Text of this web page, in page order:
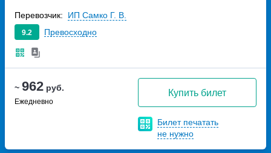
~ 962 руб.
Ежедневно
Купить билет
Билет печатать
не нужно
9.2 Превосходно
Перевозчик: ИП Самко Г. В.